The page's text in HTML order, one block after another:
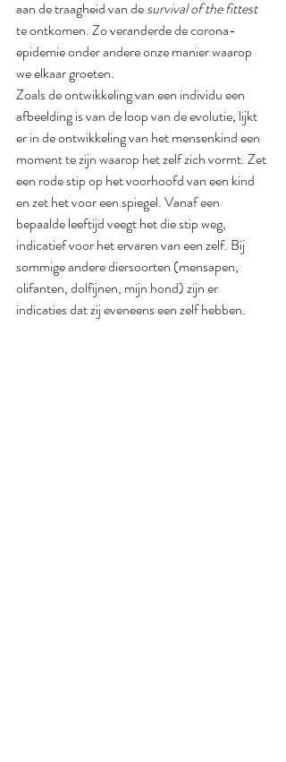
aan de traagheid van de survival of the fittest
te ontkomen. Zo veranderde de corona-
epidemie onder andere onze manier waarop
we elkaar groeten.
Zoals de ontwikkeling van een individu een
afbeelding is van de loop van de evolutie, lijkt
er in de ontwikkeling van het mensenkind een
moment te zijn waarop het zelf zich vormt. Zet
een rode stip op het voorhoofd van een kind
en zet het voor een spiegel. Vanaf een
bepaalde leeftijd veegt het die stip weg,
indicatief voor het ervaren van een zelf. Bij
sommige andere diersoorten (mensapen,
olifanten, dolfijnen, mijn hond) zijn er
indicaties dat zij eveneens een zelf hebben.